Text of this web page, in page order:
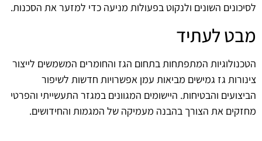
לסיכונים השונים ולנקוט בפעולות מניעה כדי למזער את הסכנות.
מבט לעתיד
הטכנולוגיות המתפתחות בתחום הגז והחומרים המשמשים לייצור
צינורות גז גמישים מביאות עמן אפשרויות חדשות לשיפור
הביצועים והבטיחות. היישומים המגוונים במגזר התעשייתי והפרטי
מחזקים את הצורך בהבנה מעמיקה של המגמות והחידושים.